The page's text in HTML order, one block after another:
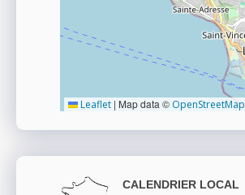
Leaflet | Map data © OpenStreetMap
CALENDRIER LOCAL